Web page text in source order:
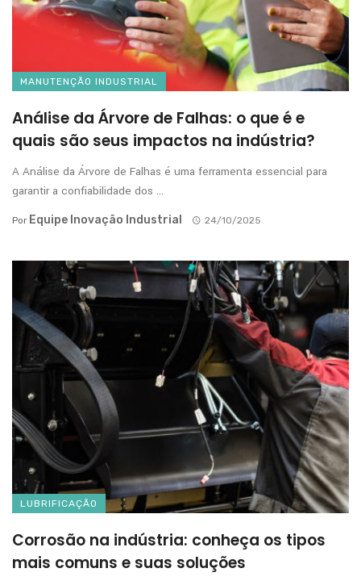
MANUTENÇÃO INDUSTRIAL
Análise da Árvore de Falhas: o que é e
quais são seus impactos na indústria?
A Análise da Árvore de Falhas é uma ferramenta essencial para
garantir a confiabilidade dos ...
Por Equipe Inovação Industrial 24/10/2025
LUBRIFICAÇÃO
Corrosão na indústria: conheça os tipos
mais comuns e suas soluções